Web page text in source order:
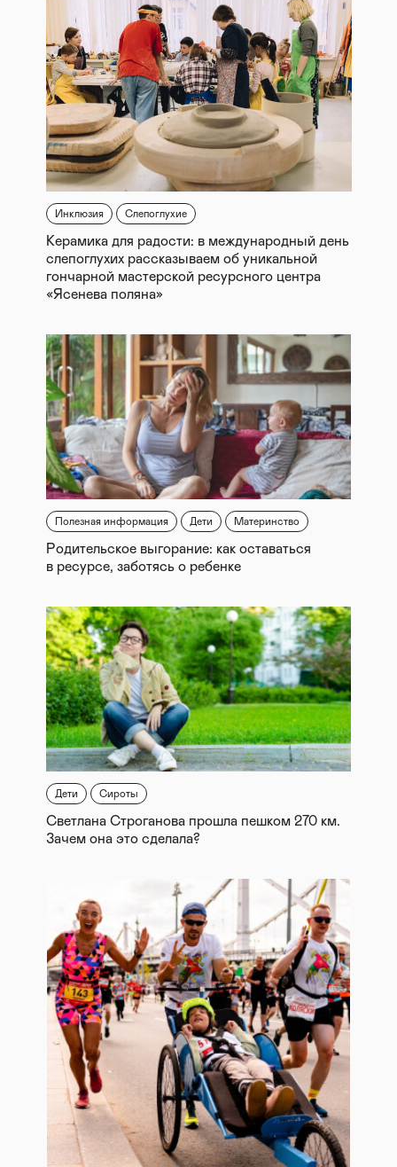
Инклюзия Слепоглухие
Керамика для радости: в международный день
слепоглухих рассказываем об уникальной
гончарной мастерской ресурсного центра
«Ясенева поляна»
Полезная информация Дети Материнство
Родительское выгорание: как оставаться
в ресурсе, заботясь о ребенке
Дети Сироты
Светлана Строганова прошла пешком 270 км.
Зачем она это сделала?